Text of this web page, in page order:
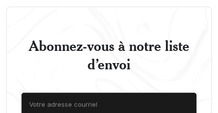
Abonnez-vous à notre liste
d’envoi